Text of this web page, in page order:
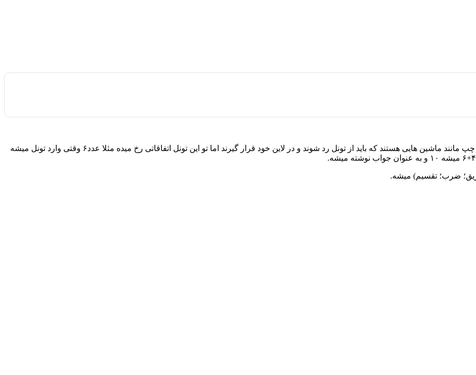
در ستون سمت چپ عدد مورد نظر را مینویسم؛ عددهای سمت چپ مانند ماشین هایی هستند که باید از تونل رد شوند و در لاین خود قرار گیرند اما تو این تونل اتفاقاتی رخ میده مثلا عدد۶ وقتی وارد تونل میشه
ضرب؛ تقسیم) میشه.